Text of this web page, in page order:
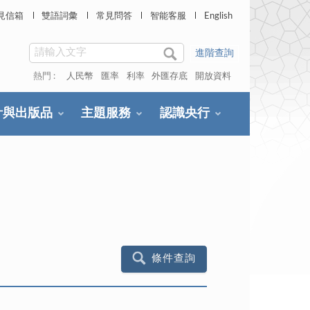
信箱 雙語詞彙 常見問答 智能客服 English
進階查詢
熱門 : 人民幣 匯率 利率 外匯存底 開放資料
與出版品 主題服務 認識央行
條件查詢